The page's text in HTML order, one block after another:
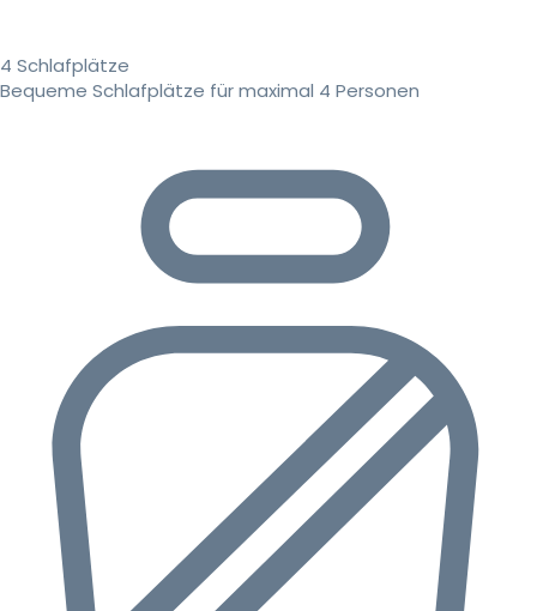
4 Schlafplätze
Bequeme Schlafplätze für maximal 4 Personen